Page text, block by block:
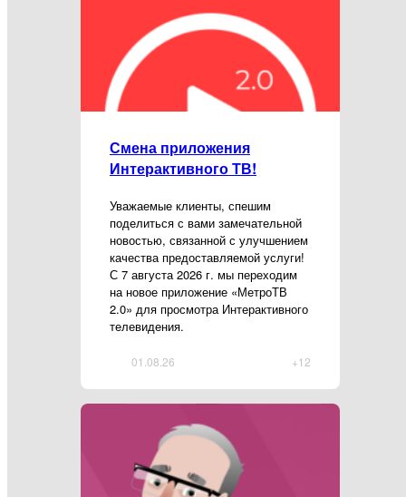
Смена приложения
Интерактивного ТВ!
Уважаемые клиенты, спешим
поделиться с вами замечательной
новостью, связанной с улучшением
качества предоставляемой услуги!
С 7 августа 2026 г. мы переходим
на новое приложение «МетроТВ
2.0» для просмотра Интерактивного
телевидения.
+12
01.08.26